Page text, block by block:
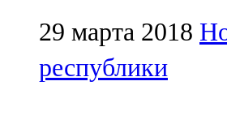
71,51 FM
Кукмара
107,9 FM
29 марта 2018
республики